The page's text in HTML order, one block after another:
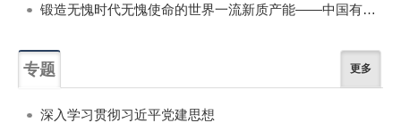
锻造无愧时代无愧使命的世界一流新质产能——中国有色金属工业的战略应对与破局之道（二）
专题 更多
深入学习贯彻习近平党建思想